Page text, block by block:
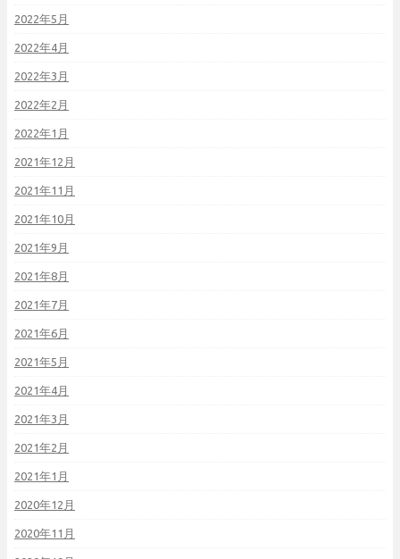
2022年5月
2022年4月
2022年3月
2022年2月
2022年1月
2021年12月
2021年11月
2021年10月
2021年9月
2021年8月
2021年7月
2021年6月
2021年5月
2021年4月
2021年3月
2021年2月
2021年1月
2020年12月
2020年11月